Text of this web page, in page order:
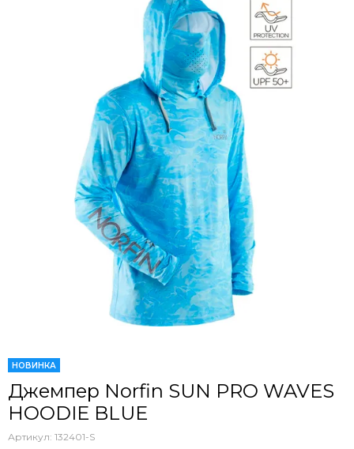
НОВИНКА
Джемпер Norfin SUN PRO WAVES
HOODIE BLUE
Артикул: 132401-S